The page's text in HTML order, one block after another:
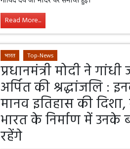
Read More...
भारत Top-News
प्रधानमंत्री मोदी ने
अर्पित की श्रद्धांजलि :
मानव इतिहास की
भारत के निर्माण में उनके
रहेंगे